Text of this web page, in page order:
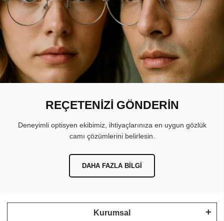
REÇETENİZİ GÖNDERİN
Deneyimli optisyen ekibimiz, ihtiyaçlarınıza en uygun gözlük
camı çözümlerini belirlesin.
DAHA FAZLA BILGI
Kurumsal